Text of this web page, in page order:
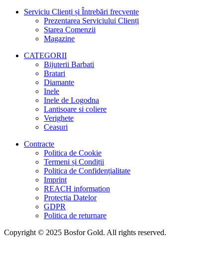
fost:
3.860,00 lei.
3.150,00 lei.
Serviciu Clienți și Întrebări frecvente
Prezentarea Serviciului Clienți
Starea Comenzii
Magazine
CATEGORII
Bijuterii Barbati
Bratari
Diamante
Inele
Inele de Logodna
Lantisoare si coliere
Verighete
Ceasuri
Contracte
Politica de Cookie
Termeni și Condiții
Politica de Confidențialitate
Imprint
REACH information
Protecția Datelor
GDPR
Politica de returnare
Copyright © 2025 Bosfor Gold. All rights reserved.